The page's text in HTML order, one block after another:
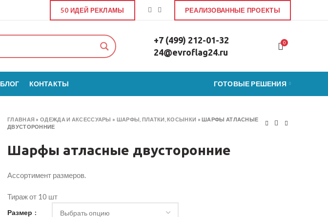
50 ИДЕЙ РЕКЛАМЫ РЕАЛИЗОВАННЫЕ ПРОЕКТЫ
+7 (499) 212-01-32
24@evroflag24.ru
0
БЛОГ КОНТАКТЫ ГОТОВЫЕ РЕШЕНИЯ
ГЛАВНАЯ »ОДЕЖДА И АКСЕССУАРЫ » ШАРФЫ, ПЛАТКИ, КОСЫНКИ »ШАРФЫ АТЛАСНЫЕ
ДВУСТОРОННИЕ
Шарфы атласные двусторонние
Ассортимент размеров.
Тираж от 10 шт
Размер